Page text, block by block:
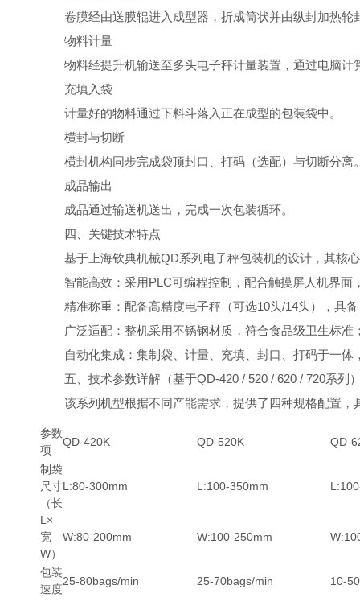
卷膜经由送膜辊进入成型器，折成筒状并由纵封加热轮
物料计量
物料经提升机输送至多头电子秤计量装置，通过电脑计
充填入袋
计量好的物料通过下料斗落入正在成型的包装袋中。
横封与切断
横封机构同步完成袋顶封口、打码（选配）与切断分离
成品输出
成品通过输送机送出，完成一次包装循环。
四、关键技术特点
基于上海钦典机械QD系列电子秤包装机的设计，其核
智能高效：采用PLC可编程控制，配合触摸屏人机界面
精准称重：配备高精度电子秤（可选10头/14头），具
广泛适配：整机采用不锈钢材质，符合食品级卫生标
自动化集成：集制袋、计量、充填、封口、打码于一体
五、技术参数详解（基于QD-420 / 520 / 620 / 720系列
该系列机型根据不同产能需求，提供了四种规格配置，
参数
项
QD-420K QD-520K QD-
制袋
尺寸
（长
L×
宽
W）
L:80-300mm L:100-350mm
W:80-200mm W:100-250mm
包装
速度
25-80bags/min 25-70bags/min 10-